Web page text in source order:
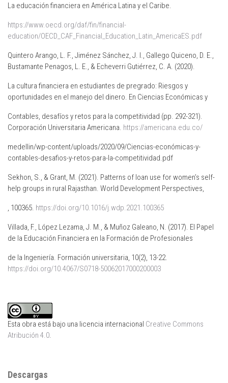
La educación financiera en América Latina y el Caribe.
https://www.oecd.org/daf/fin/financial-
education/OECD_CAF_Financial_Education_Latin_AmericaES.pdf
Quintero Arango, L. F., Jiménez Sánchez, J. I., Gallego Quiceno, D. E.,
Bustamante Penagos, L. E., & Echeverri Gutiérrez, C. A. (2020).
La cultura financiera en estudiantes de pregrado: Riesgos y
oportunidades en el manejo del dinero. En Ciencias Económicas y
Contables, desafíos y retos para la competitividad (pp. 292-321).
Corporación Universitaria Americana. https://americana.edu.co/
medellin/wp-content/uploads/2020/09/Ciencias-económicas-y-
contables-desafios-y-retos-para-la-competitividad.pdf
Sekhon, S., & Grant, M. (2021). Patterns of loan use for women’s self-
help groups in rural Rajasthan. World Development Perspectives,
, 100365. https://doi.org/10.1016/j.wdp.2021.100365
Villada, F., López Lezama, J. M., & Muñoz Galeano, N. (2017). El Papel
de la Educación Financiera en la Formación de Profesionales
de la Ingeniería. Formación universitaria, 10(2), 13-22.
https://doi.org/10.4067/S0718-50062017000200003
Esta obra está bajo una licencia internacional Creative Commons
Atribución 4.0
Descargas